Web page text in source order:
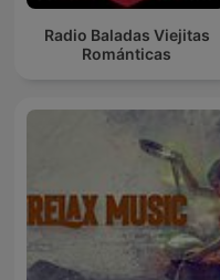
Radio Baladas Viejitas
Románticas